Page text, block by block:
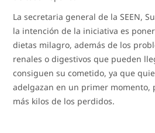
La secretaria general de la SEEN,
la intención de la iniciativa es
dietas milagro, además de los
renales o digestivos que pueden
consiguen su cometido, ya que
adelgazan en un primer momento,
más kilos de los perdidos.